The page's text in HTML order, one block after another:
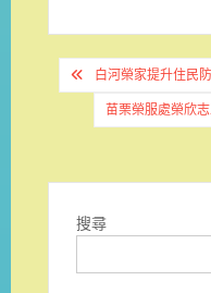
文
章
覽
白河榮家提升住民
苗栗榮服處榮欣
搜尋